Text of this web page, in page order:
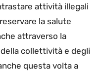
attività illegali
la salute
attraverso la
collettività e degli
questa volta a